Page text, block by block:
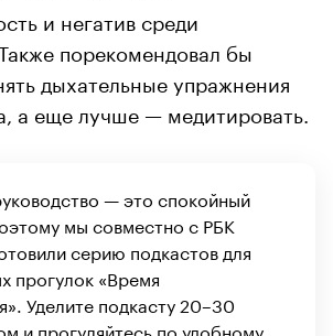
и негатив среди
порекомендовал бы
дыхательные упражнения
а еще лучше — медитировать.
— это спокойный
мы совместно с РБК
серию подкастов для
прогулок «Время
Уделите подкасту 20–30
и прогуляйтесь по удобному